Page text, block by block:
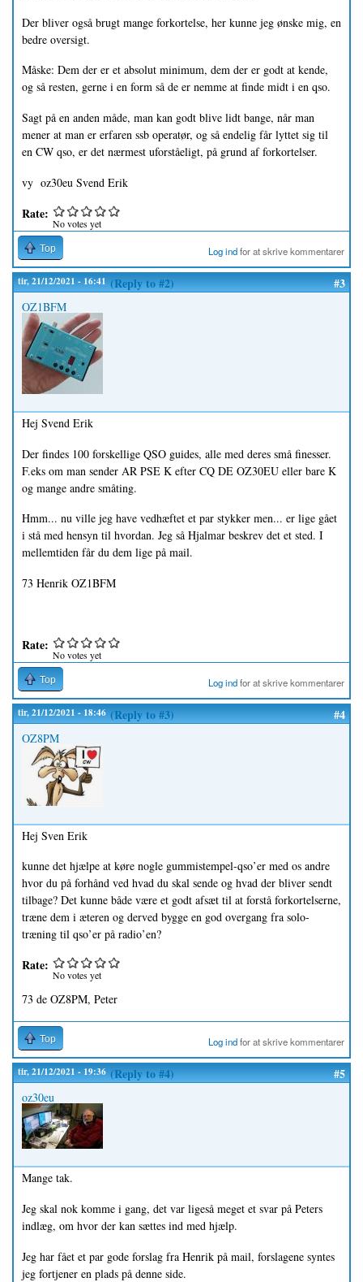
Der bliver også brugt mange forkortelse, her kunne jeg ønske mig, en
bedre oversigt.
Måske: Dem der er et absolut minimum, dem der er godt at kende,
og så resten, gerne i en form så de er nemme at finde midt i en qso.
Sagt på en anden måde, man kan godt blive lidt bange, når man
mener at man er erfaren ssb operatør, og så endelig får lyttet sig til
en CW qso, er det nærmest uforståeligt, på grund af forkortelser.
vy oz30eu Svend Erik
Rate:
No votes yet
Top Log indfor at skrive kommentarer
tir, 21/12/2021 - 16:41 (Reply to #2) #3
OZ1BFM
Hej Svend Erik
Der findes 100 forskellige QSO guides, alle med deres små finesser.
F.eks om man sender AR PSE K efter CQ DE OZ30EU eller bare K
og mange andre småting.
Hmm... nu ville jeg have vedhæftet et par stykker men... er lige gået
i stå med hensyn til hvordan. Jeg så Hjalmar beskrev det et sted. I
mellemtiden får du dem lige på mail.
73 Henrik OZ1BFM
Rate:
No votes yet
Top Log indfor at skrive kommentarer
tir, 21/12/2021 - 18:46 (Reply to #3) #4
OZ8PM
Hej Sven Erik
kunne det hjælpe at køre nogle gummistempel-qso’er med os andre
hvor du på forhånd ved hvad du skal sende og hvad der bliver sendt
tilbage? Det kunne både være et godt afsæt til at forstå forkortelserne,
træne dem i æteren og derved bygge en god overgang fra solo-
træning til qso’er på radio’en?
Rate:
No votes yet
73 de OZ8PM, Peter
Top Log indfor at skrive kommentarer
tir, 21/12/2021 - 19:36 (Reply to #4) #5
oz30eu
Mange tak.
Jeg skal nok komme i gang, det var ligeså meget et svar på Peters
indlæg, om hvor der kan sættes ind med hjælp.
Jeg har fået et par gode forslag fra Henrik på mail, forslagene syntes
jeg fortjener en plads på denne side.